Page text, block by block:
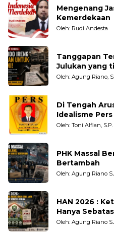
Mengenang
Kemerdekaan
Oleh: Rudi Andesta
Tanggapan
Julukan yang tidak Adil untuk Wartawan,
Pengamat dan
Oleh: Agung Riano,
Di Tengah
Idealisme
Oleh: Toni Alfian, S.P.
PHK Massal
Bertambah
Oleh: Agung Riano
HAN 2026 :
Hanya
Oleh: Agung Riano